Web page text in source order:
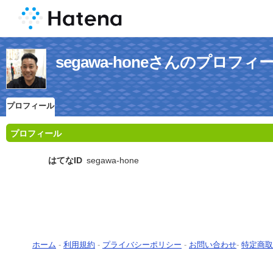
segawa-honeさんのプロフィ
プロフィール
プロフィール
はてなID segawa-hone
ホーム - 利用規約 - プライバシーポリシー - お問い合わせ- 特定商